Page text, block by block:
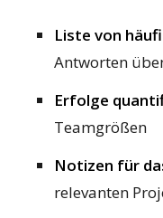
Liste von
Antworten
Erfolge
Teamgrößen
Notizen für
relevanten